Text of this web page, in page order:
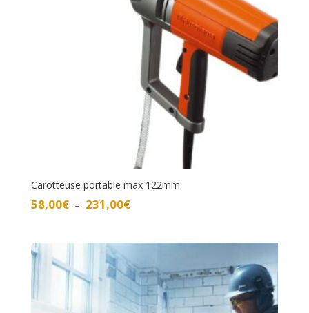
Carotteuse portable max 122mm
58,00€ – 231,00€Plage
à
231,00€